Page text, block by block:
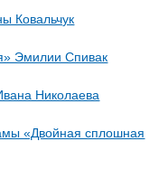
Ковальчук
Эмилии Спивак
Николаева
«Двойная сплошная